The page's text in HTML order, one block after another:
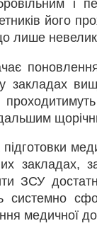
і
його
у закладах
закладах,
ЗСУ
системно
медичної